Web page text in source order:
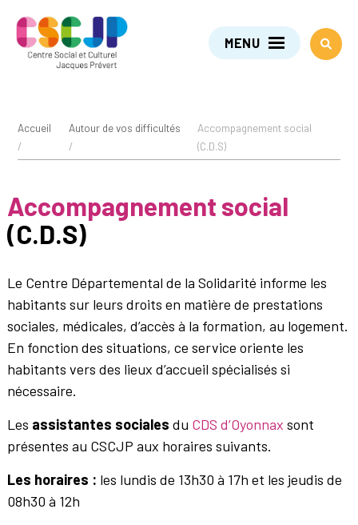
MENU
Accueil
/
Autour de vos difficultés
/
Accompagnement social
(C.D.S)
Accompagnement social
(C.D.S)
Le Centre Départemental de la Solidarité informe les
habitants sur leurs droits en matière de prestations
sociales, médicales, d’accès à la formation, au logement.
En fonction des situations, ce service oriente les
habitants vers des lieux d’accueil spécialisés si
nécessaire.
Les assistantes sociales du CDS d’Oyonnax sont
présentes au CSCJP aux horaires suivants.
Les horaires : les lundis de 13h30 à 17h et les jeudis de
08h30 à 12h